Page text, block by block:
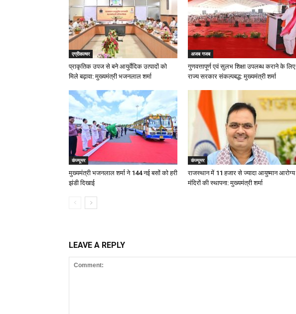
एग्रीकल्चर
प्राकृतिक उपज से बने आयुर्वेदिक उत्पादों को
मिले बढ़ावा: मुख्यमंत्री भजनलाल शर्मा
अजब गजब
गुणवत्तापूर्ण एवं सुलभ शिक्षा उपलब्ध कराने के लिए
राज्य सरकार संकल्पबद्ध: मुख्यमंत्री शर्मा
कंज्यूमर
मुख्यमंत्री भजनलाल शर्मा ने 144 नई बसों को हरी
झंडी दिखाई
कंज्यूमर
राजस्थान में 11 हजार से ज्यादा आयुष्मान आरोग्य
मंदिरों की स्थापना: मुख्यमंत्री शर्मा
LEAVE A REPLY